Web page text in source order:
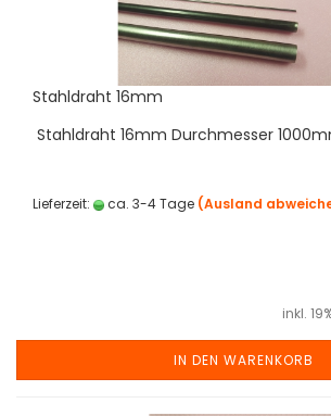
Stahldraht 16mm
Stahldraht 16mm Durchmesser
Lieferzeit: ca. 3-4 Tage (Ausland
inkl.
IN DEN WARENKORB